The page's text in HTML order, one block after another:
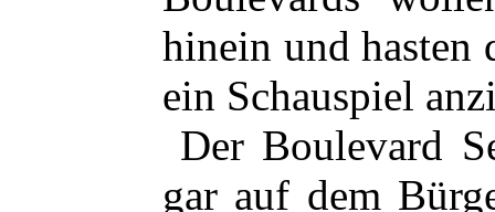
hinein und hasten
ein Schauspiel
Der Boulevard
gar auf dem